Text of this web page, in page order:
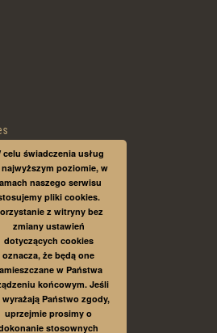
celu świadczenia usług
najwyższym poziomie, w
naszego serwisu
pliki cookies.
z witryny bez
zmiany ustawień
dotyczących cookies
oznacza, że będą one
w Państwa
końcowym. Jeśli
wyrażają Państwo zgody,
uprzejmie prosimy o
stosownych